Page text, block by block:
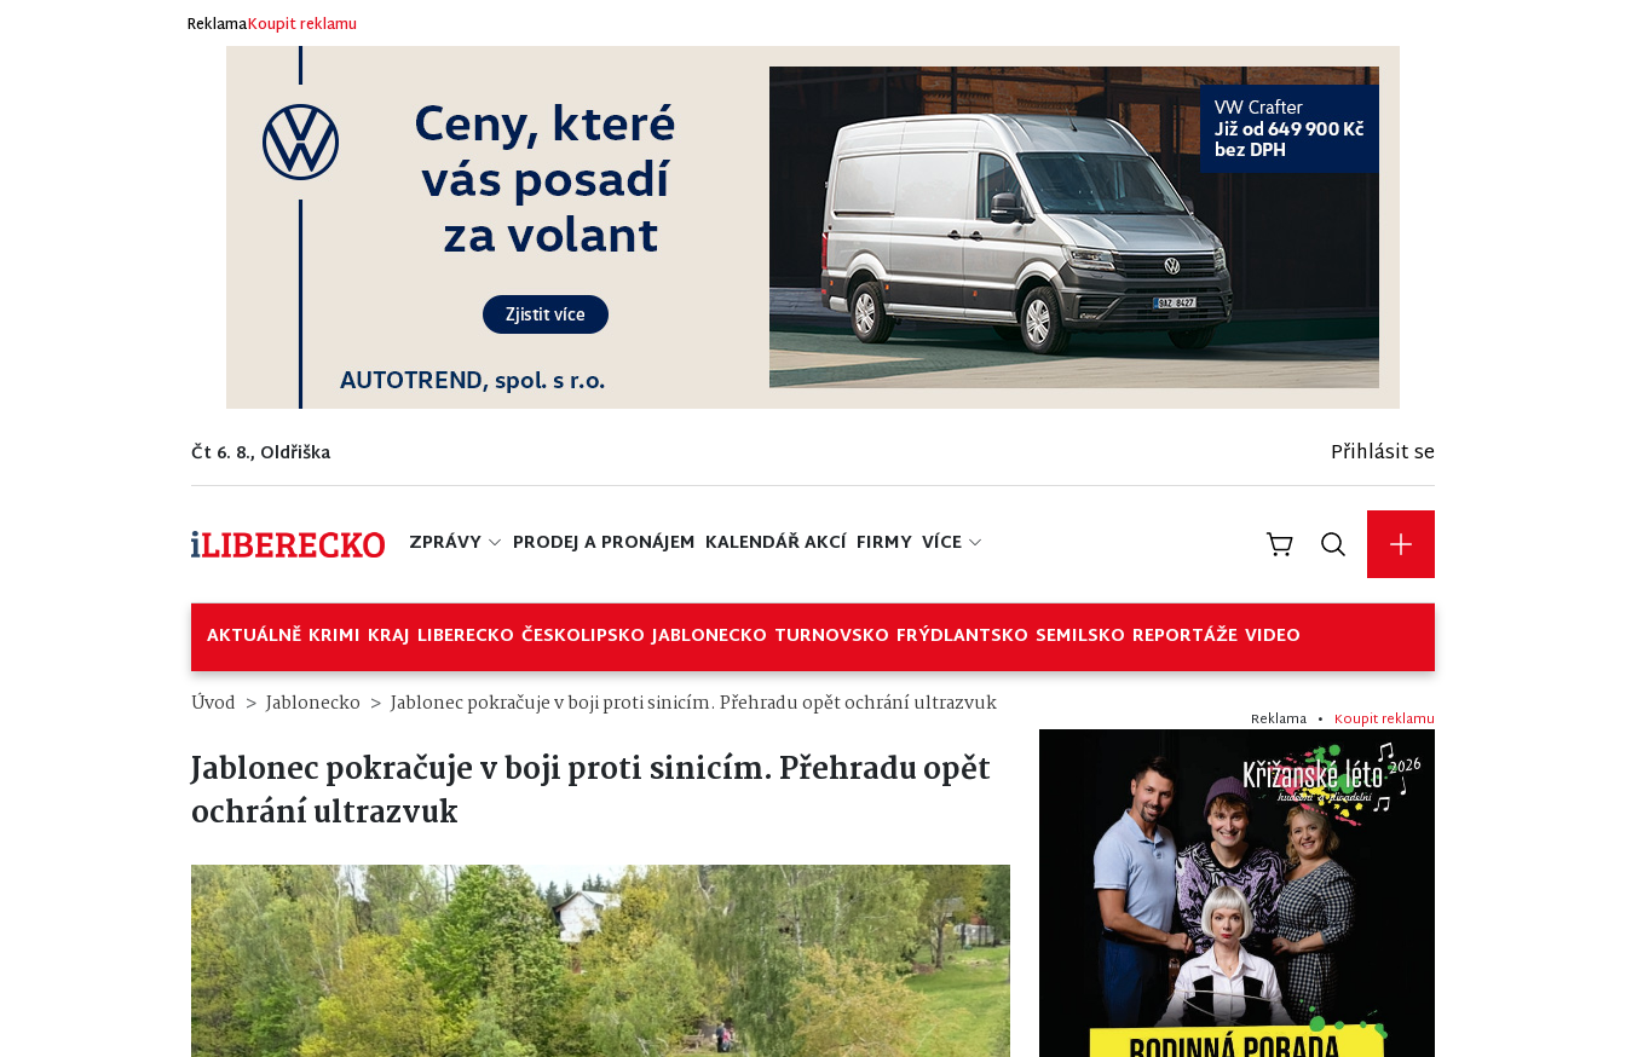
ReklamaKoupit reklamu
Čt 6. 8., Oldřiška Přihlásit se
ZPRÁVY PRODEJ A PRONÁJEM KALENDÁŘ AKCÍ FIRMY VÍCE
AKTUÁLNĚ KRIMI KRAJ LIBERECKO ČESKOLIPSKO JABLONECKO TURNOVSKO FRÝDLANTSKO SEMILSKO REPORTÁŽE VIDEO
Úvod Jablonecko Jablonec pokračuje v boji proti sinicím. Přehradu opět ochrání ultrazvuk
Jablonec pokračuje v boji proti sinicím. Přehradu opět
ochrání ultrazvuk
Reklama • Koupit reklamu